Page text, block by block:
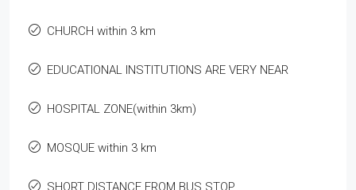
CHURCH within 3 km
EDUCATIONAL INSTITUTIONS ARE VERY NEAR
HOSPITAL ZONE(within 3km)
MOSQUE within 3 km
SHORT DISTANCE FROM BUS STOP